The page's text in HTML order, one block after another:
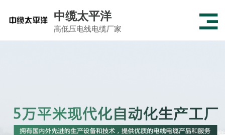
中缆太平洋
高低压电线电缆厂家